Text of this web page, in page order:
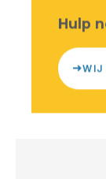
Hulp
WIJ